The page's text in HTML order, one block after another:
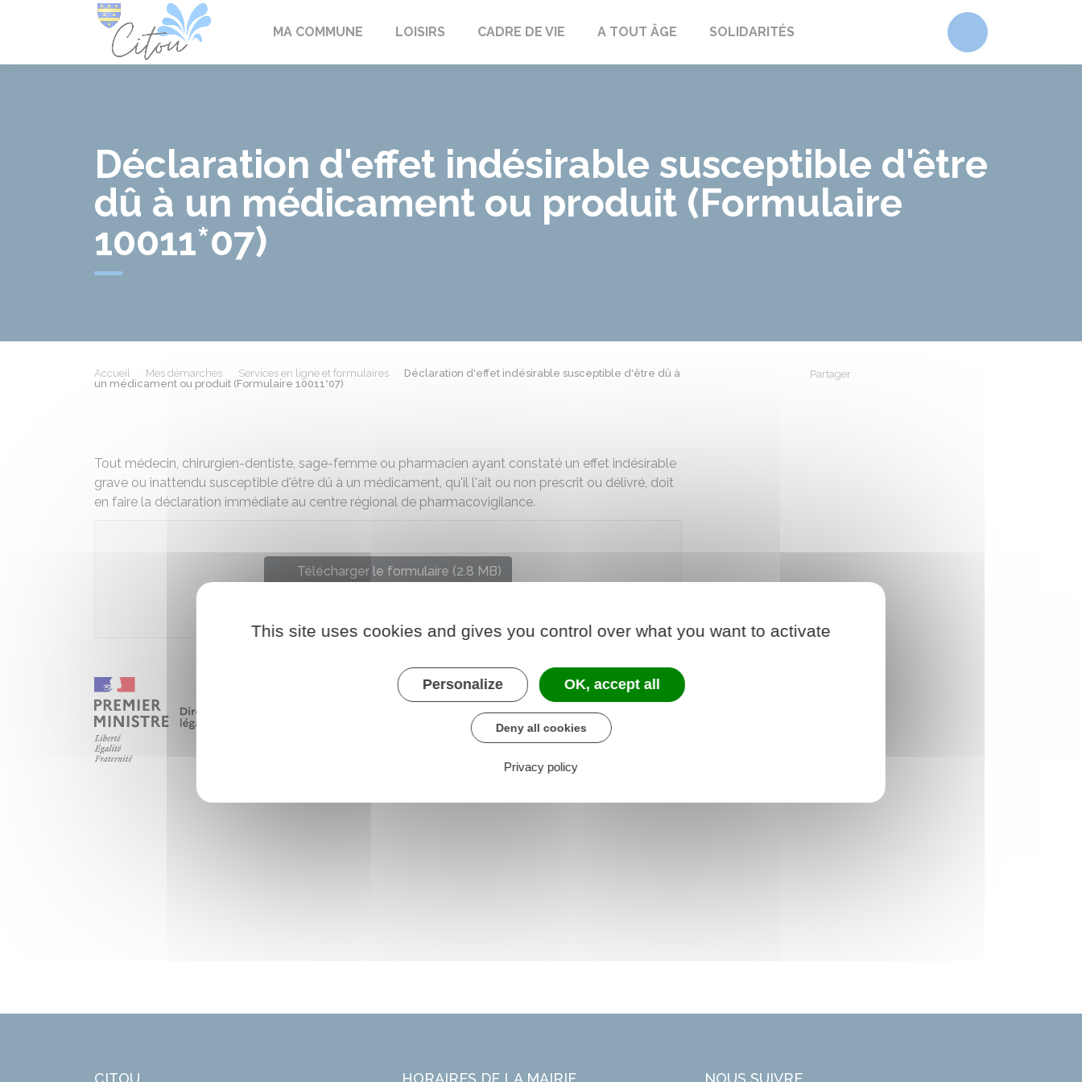
MA COMMUNE LOISIRS CADRE DE VIE A TOUT ÂGE SOLIDARITÉS Accéder au
Déclaration d'effet indésirable susceptible d'être
dû à un médicament ou produit (Formulaire
10011*07)
Accueil Mes démarches Services en ligne et formulaires
Déclaration d'effet indésirable susceptible d'être dû à
un médicament ou produit (Formulaire 10011*07)
Partager
Tout médecin, chirurgien-dentiste, sage-femme ou pharmacien ayant constaté un effet indésirable
grave ou inattendu susceptible d'être dû à un médicament, qu'il l'ait ou non prescrit ou délivré, doit
en faire la déclaration immédiate au centre régional de pharmacovigilance.
Télécharger le formulaire (2.8 MB)
This site uses cookies and gives you control over what you want to activate
Personalize OK, accept all
Deny all cookies
Privacy policy